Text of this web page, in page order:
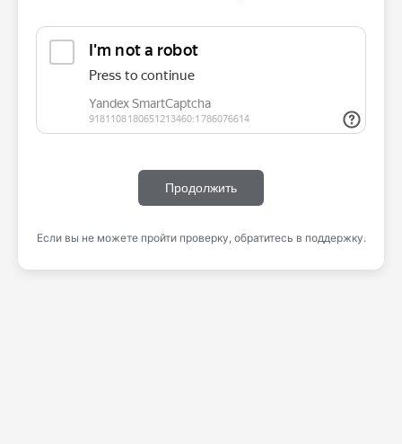
Продолжить
Если вы не можете пройти проверку, обратитесь в поддержку.